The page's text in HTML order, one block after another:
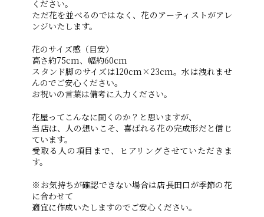
ください。
ただ花を並べるのではなく、花のアーティストがアレ
ンジいたします。
花のサイズ感（目安）
高さ約75cm、幅約60cm
スタンド脚のサイズは120cm×23cm。水は洩れませ
んのでご安心ください。
お祝いの言葉は備考に入力ください。
花屋ってこんなに聞くのか？と思いますが、
当店は、人の想いこそ、喜ばれる花の完成形だと信じ
ています。
受取る人の項目まで、ヒアリングさせていただきま
す。
※お気持ちが確認できない場合は店長田口が季節の花
に合わせて
適宜に作成いたしますのでご安心ください。